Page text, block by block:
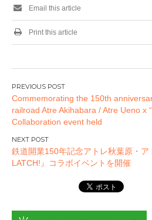
Email this article
Print this article
投
稿
ナ
ビ
ゲ
ー
ン
Commemorating the 150th
railroad Atre Akihabara / Atre Ueno x
Collaboration event held
鉄道開業150年記念アトレ秋葉原・ア
LATCH!』コラボイベントを開催